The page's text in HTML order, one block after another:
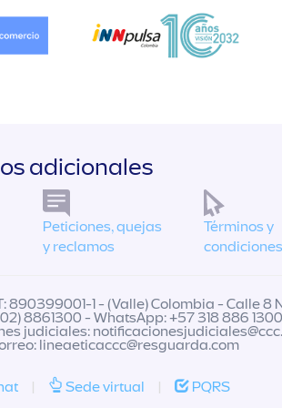
adicionales
Peticiones, quejas
y reclamos
Términos y
1 - (Valle) Colombia - Calle 8
8861300 - WhatsApp: +57 318 886
judiciales:
lineaeticaccc@resguarda.com
| Sede virtual | PQRS